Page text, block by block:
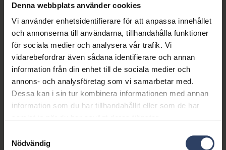
Denna webbplats använder cookies
Vi använder enhetsidentifierare för att anpassa innehållet
och annonserna till användarna, tillhandahålla funktioner
för sociala medier och analysera vår trafik. Vi
vidarebefordrar även sådana identifierare och annan
information från din enhet till de sociala medier och
annons- och analysföretag som vi samarbetar med.
Dessa kan i sin tur kombinera informationen med annan
information som du har tillhandahållit eller som de har
Nödvändig
med Airam SmartHome-appen.